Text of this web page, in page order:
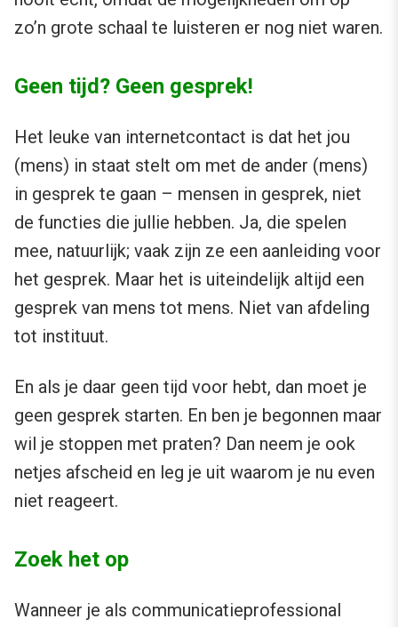
zo’n grote schaal te luisteren er nog niet waren.
Geen tijd? Geen gesprek!
Het leuke van internetcontact is dat het jou
(mens) in staat stelt om met de ander (mens)
in gesprek te gaan – mensen in gesprek, niet
de functies die jullie hebben. Ja, die spelen
mee, natuurlijk; vaak zijn ze een aanleiding voor
het gesprek. Maar het is uiteindelijk altijd een
gesprek van mens tot mens. Niet van afdeling
tot instituut.
En als je daar geen tijd voor hebt, dan moet je
geen gesprek starten. En ben je begonnen maar
wil je stoppen met praten? Dan neem je ook
netjes afscheid en leg je uit waarom je nu even
niet reageert.
Zoek het op
Wanneer je als communicatieprofessional